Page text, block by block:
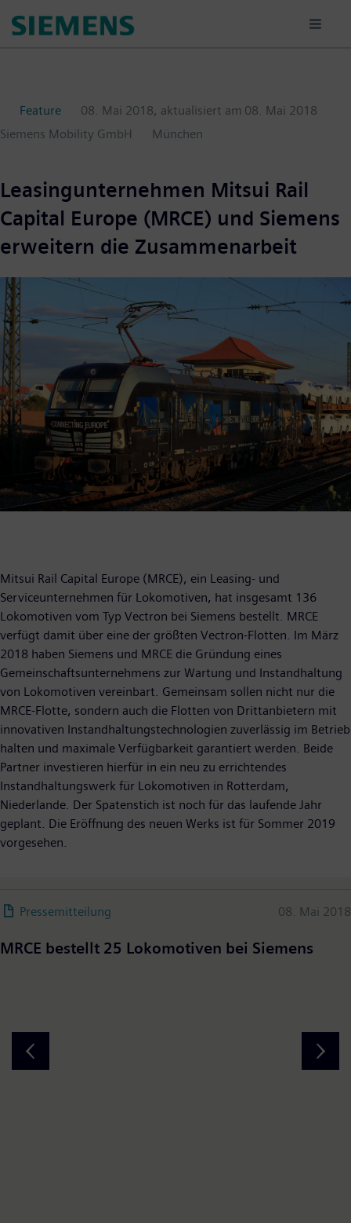
para
Feature
08. Mai 2018, aktualisiert am 08. Mai 2018
Siemens Mobility GmbH
München
Leasingunternehmen Mitsui Rail
Capital Europe (MRCE) und Siemens
erweitern die Zusammenarbeit
Mitsui Rail Capital Europe (MRCE), ein Leasing- und
Serviceunternehmen für Lokomotiven, hat insgesamt 136
Lokomotiven vom Typ Vectron bei Siemens bestellt. MRCE
verfügt damit über eine der größten Vectron-Flotten. Im März
2018 haben Siemens und MRCE die Gründung eines
Gemeinschaftsunternehmens zur Wartung und Instandhaltung
von Lokomotiven vereinbart. Gemeinsam sollen nicht nur die
MRCE-Flotte, sondern auch die Flotten von Drittanbietern mit
innovativen Instandhaltungstechnologien zuverlässig im Betrieb
halten und maximale Verfügbarkeit garantiert werden. Beide
Partner investieren hierfür in ein neu zu errichtendes
Instandhaltungswerk für Lokomotiven in Rotterdam,
Niederlande. Der Spatenstich ist noch für das laufende Jahr
geplant. Die Eröffnung des neuen Werks ist für Sommer 2019
vorgesehen.
Pressemitteilung 08. Mai 2018
MRCE bestellt 25 Lokomotiven bei Siemens